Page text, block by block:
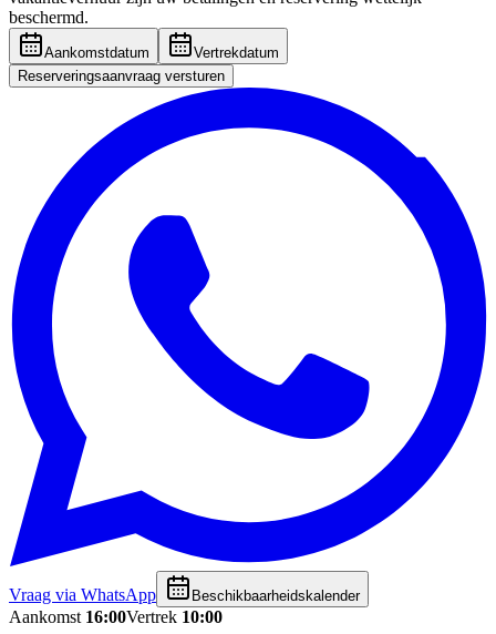
beschermd.
Aankomstdatum
Vertrekdatum
Reserveringsaanvraag versturen
Vraag via WhatsApp Beschikbaarheidskalender
Aankomst 16:00Vertrek 10:00